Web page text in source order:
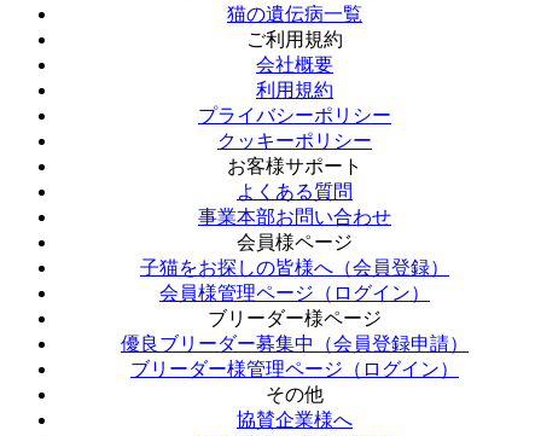
猫の遺伝病一覧
ご利用規約
会社概要
利用規約
プライバシーポリシー
クッキーポリシー
お客様サポート
よくある質問
事業本部お問い合わせ
会員様ページ
子猫をお探しの皆様へ（会員登録）
会員様管理ページ（ログイン）
ブリーダー様ページ
優良ブリーダー募集中（会員登録申請）
ブリーダー様管理ページ（ログイン）
その他
協賛企業様へ